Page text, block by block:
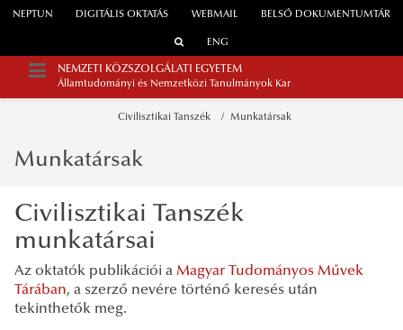
WEBMAIL
NEPTUN DIGITÁLIS OKTATÁS BELSŐ DOKUMENTUMTÁR
ENG
NEMZETI KÖZSZOLGÁLATI EGYETEM
Államtudományi és Nemzetközi Tanulmányok Kar
Civilisztikai Tanszék Munkatársak
Munkatársak
Civilisztikai Tanszék
munkatársai
Az oktatók publikációi a Magyar Tudományos Művek
Tárában, a szerző nevére történő keresés után
tekinthetők meg.